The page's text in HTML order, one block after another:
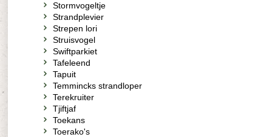
Stormvogeltje
Strandplevier
Strepen lori
Struisvogel
Swiftparkiet
Tafeleend
Tapuit
Temmincks strandloper
Terekruiter
Tjiftjaf
Toekans
Toerako's